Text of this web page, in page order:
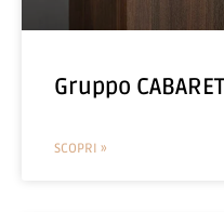
Gruppo
SCOPRI »